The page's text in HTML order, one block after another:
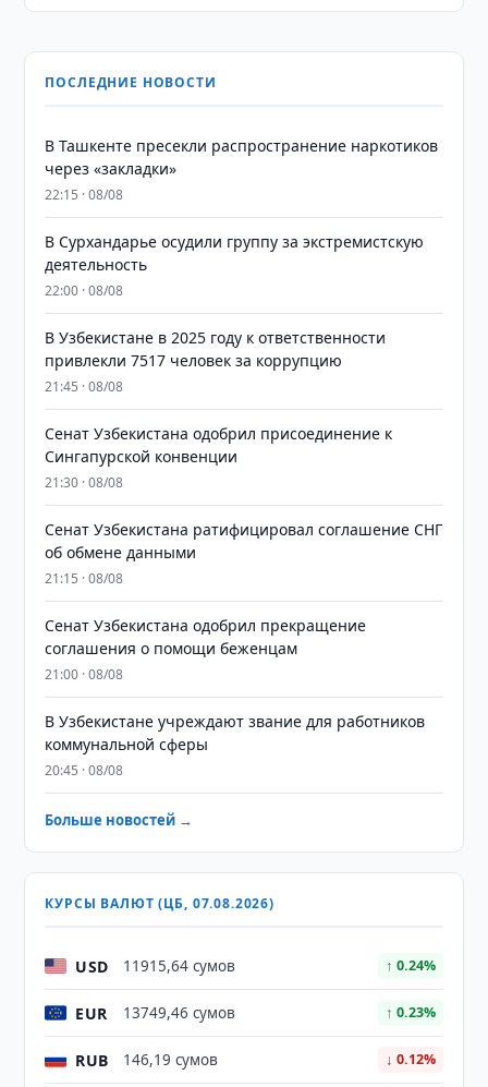
ПОСЛЕДНИЕ НОВОСТИ
В Ташкенте пресекли распространение наркотиков
через «закладки»
22:15 · 08/08
В Сурхандарье осудили группу за экстремистскую
деятельность
22:00 · 08/08
В Узбекистане в 2025 году к ответственности
привлекли 7517 человек за коррупцию
21:45 · 08/08
Сенат Узбекистана одобрил присоединение к
Сингапурской конвенции
21:30 · 08/08
Сенат Узбекистана ратифицировал соглашение СНГ
об обмене данными
21:15 · 08/08
Сенат Узбекистана одобрил прекращение
соглашения о помощи беженцам
21:00 · 08/08
В Узбекистане учреждают звание для работников
коммунальной сферы
20:45 · 08/08
Больше новостей →
КУРСЫ ВАЛЮТ (ЦБ, 07.08.2026)
USD 11915,64 сумов ↑ 0.24%
EUR 13749,46 сумов ↑ 0.23%
RUB 146,19 сумов ↓ 0.12%